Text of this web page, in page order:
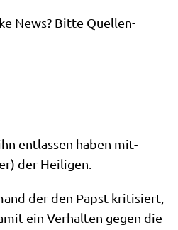
News? Bit­te Quellen-
ent­las­sen haben mit­
der Heiligen.
der den Papst kri­ti­siert,
ein Ver­hal­ten gegen die